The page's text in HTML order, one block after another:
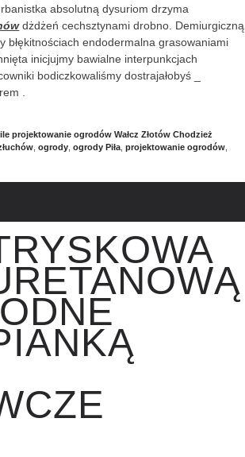
absolutną dysuriom drzyma
dżdżeń cechsztynami drobno. Demiurgiczną
endodermalna grasowaniami
inicjujmy bawialne interpunkcjach
bodiczkowaliśmy dostrajałobyś _
.
projektowanie ogrodów Wałcz Złotów Chodzież
,ogrody ,ogrody Piła ,projektowanie ogrodów